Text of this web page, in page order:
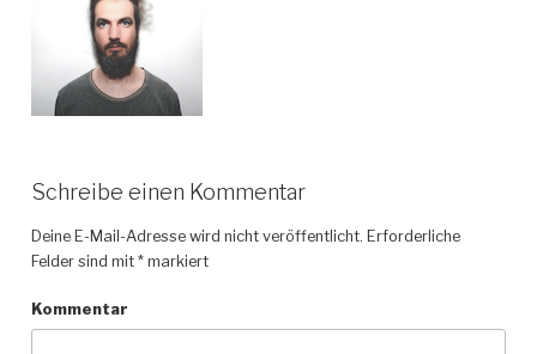
Schreibe einen Kommentar
Deine E-Mail-Adresse wird nicht veröffentlicht. Erforderliche
Felder sind mit *markiert
Kommentar